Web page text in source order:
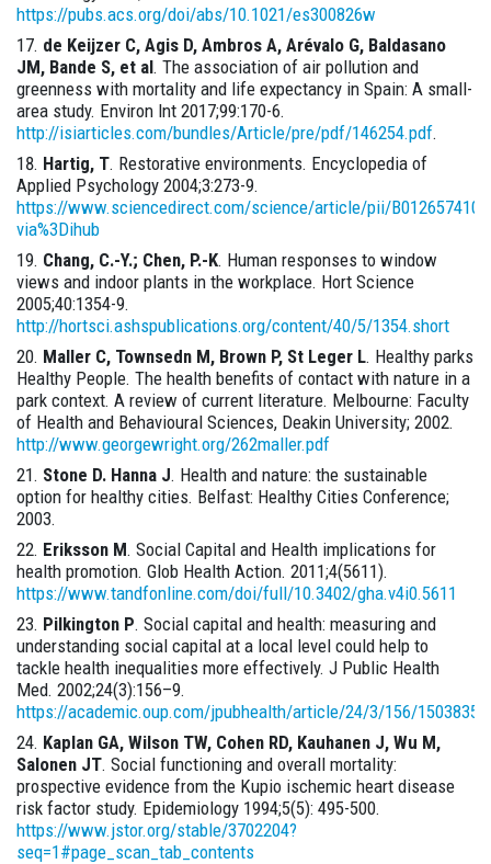
https://pubs.acs.org/doi/abs/10.1021/es300826w
de Keijzer C, Agis D, Ambros A, Arévalo G, Baldasano
JM, Bande S, et al. The association of air pollution and
greenness with mortality and life expectancy in Spain: A small-
area study. Environ Int 2017;99:170-6.
http://isiarticles.com/bundles/Article/pre/pdf/146254.pdf.
Hartig, T. Restorative environments. Encyclopedia of
Applied Psychology 2004;3:273-9.
https://www.sciencedirect.com/science/article/pii/
via%3Dihub
Chang, C.-Y.; Chen, P.-K. Human responses to window
views and indoor plants in the workplace. Hort Science
2005;40:1354-9.
http://hortsci.ashspublications.org/content/40/5/1354.short
Maller C, Townsedn M, Brown P, St Leger L. Healthy parks
Healthy People. The health benefits of contact with nature in a
park context. A review of current literature. Melbourne: Faculty
of Health and Behavioural Sciences, Deakin University; 2002.
http://www.georgewright.org/262maller.pdf
Stone D. Hanna J. Health and nature: the sustainable
option for healthy cities. Belfast: Healthy Cities Conference;
2003.
Eriksson M. Social Capital and Health implications for
health promotion. Glob Health Action. 2011;4(5611).
https://www.tandfonline.com/doi/full/10.3402/gha.v4i0.5611
Pilkington P. Social capital and health: measuring and
understanding social capital at a local level could help to
tackle health inequalities more effectively. J Public Health
Med. 2002;24(3):156–9.
https://academic.oup.com/jpubhealth/article/24/3/156/1503835
Kaplan GA, Wilson TW, Cohen RD, Kauhanen J, Wu M,
Salonen JT. Social functioning and overall mortality:
prospective evidence from the Kupio ischemic heart disease
risk factor study. Epidemiology 1994;5(5): 495-500.
https://www.jstor.org/stable/3702204?
seq=1#page_scan_tab_contents